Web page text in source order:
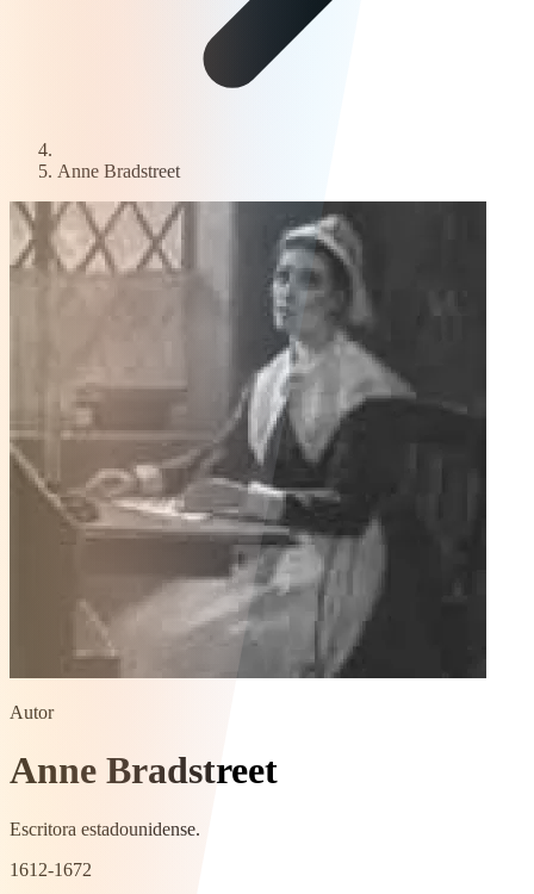
Anne Bradstreet
Autor
Anne Bradstreet
Escritora estadounidense.
1612-1672